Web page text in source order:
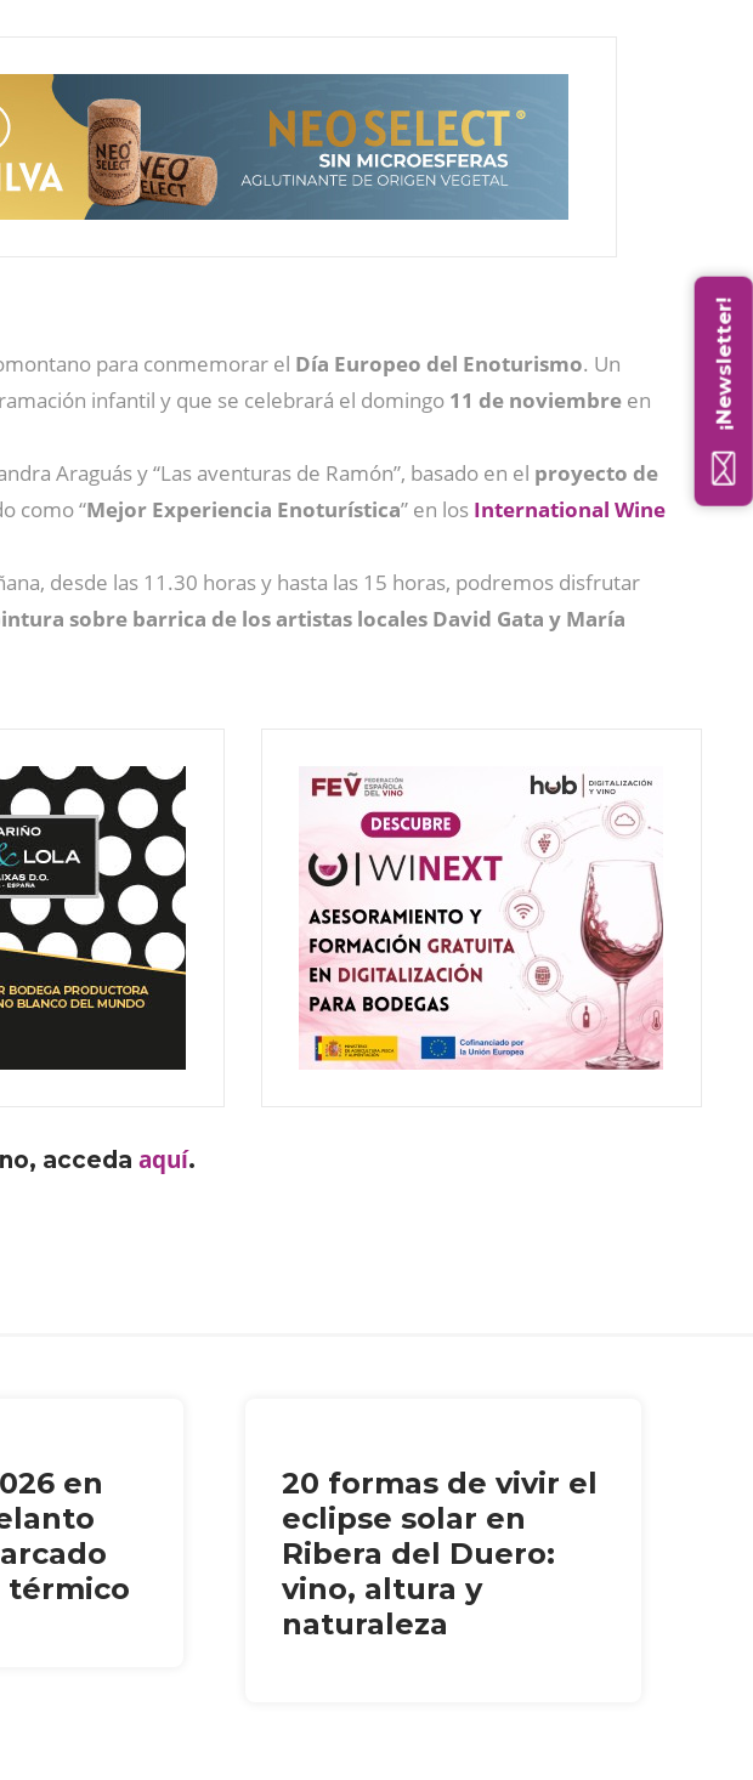
para conmemorar el Día Europeo del Enoturismo. Un
infantil y que se celebrará el domingo 11 de noviembre en
Araguás y “Las aventuras de Ramón”, basado en el proyecto de
como “Mejor Experiencia Enoturística” en los International Wine
desde las 11.30 horas y hasta las 15 horas, podremos disfrutar
sobre barrica de los artistas locales David Gata y María
acceda aquí.
en
térmico
20 formas de vivir el
eclipse solar en
Ribera del Duero:
vino, altura y
naturaleza
¡Newsletter!